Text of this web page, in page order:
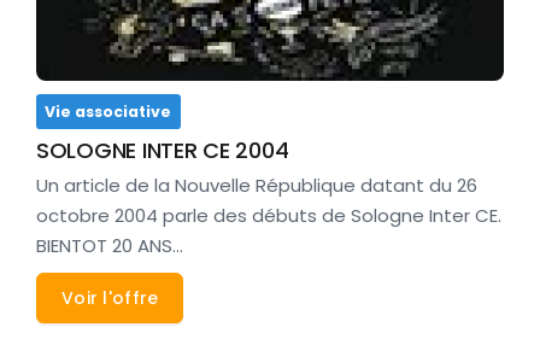
Vie associative
SOLOGNE INTER CE 2004
Un article de la Nouvelle République datant du 26
octobre 2004 parle des débuts de Sologne Inter CE.
BIENTOT 20 ANS…
Voir l'offre